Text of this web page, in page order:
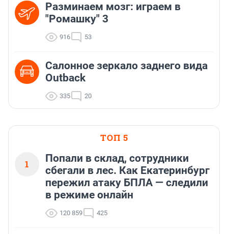
Разминаем мозг: играем в
"Ромашку" 3
916 53
Салонное зеркало заднего вида
Outback
335 20
ТОП 5
1
Попали в склад, сотрудники
сбегали в лес. Как Екатеринбург
пережил атаку БПЛА — следили
в режиме онлайн
120 859 425